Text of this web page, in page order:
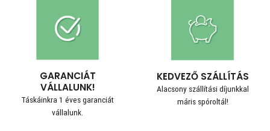
GARANCIÁT
VÁLLALUNK!
Táskáinkra 1 éves garanciát
vállalunk.
KEDVEZŐ SZÁLLÍTÁS
Alacsony szállítási díjunkkal
máris spóroltál!